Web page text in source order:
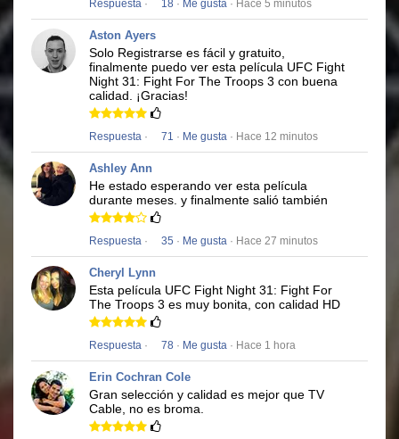
Respuesta · 18 · Me gusta · Hace 5 minutos
Aston Ayers
Solo Registrarse es fácil y gratuito,
finalmente puedo ver esta película UFC Fight
Night 31: Fight For The Troops 3 con buena
calidad. ¡Gracias!
Respuesta · 71 · Me gusta · Hace 12 minutos
Ashley Ann
He estado esperando ver esta película
durante meses. y finalmente salió también
Respuesta · 35 · Me gusta · Hace 27 minutos
Cheryl Lynn
Esta película UFC Fight Night 31: Fight For
The Troops 3 es muy bonita, con calidad HD
Respuesta · 78 · Me gusta · Hace 1 hora
Erin Cochran Cole
Gran selección y calidad es mejor que TV
Cable, no es broma.